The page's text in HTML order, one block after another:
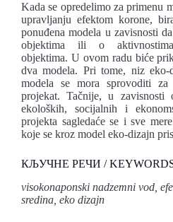
Kada se opredelimo za primenu
upravljanju efektom korone,
ponuđena modela u zavisnosti
objektima ili o
objektima. U ovom radu biće
dva modela. Pri tome, niz eko-
modela se mora sprovoditi za
projekat. Tačnije, u zavisnosti
ekoloških, socijalnih i
projekta sagledaće se i sve
koje se kroz model eko-dizajn
КЉУЧНЕ РЕЧИ /
visokonaponski nadzemni vod,
sredina, eko dizajn